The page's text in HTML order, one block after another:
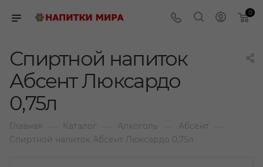
0
Спиртной напиток
Абсент Люксардо
0,75л
Главная Каталог Алкоголь Абсент
Спиртной напиток Абсент Люксардо 0,75л